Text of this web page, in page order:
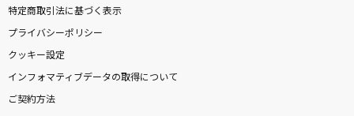
くりてぃかるぷりちー
iLiFE!
[生音]かもめが翔んだ日
特定商取引法に基づく表示
プライバシーポリシー
クッキー設定
インフォマティブデータの取得について
ご契約方法